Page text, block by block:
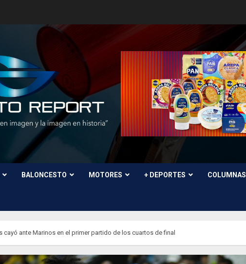
BALONCESTO MOTORES + DEPORTES COLUMNAS
cayó ante Marinos en el primer partido de los cuartos de final